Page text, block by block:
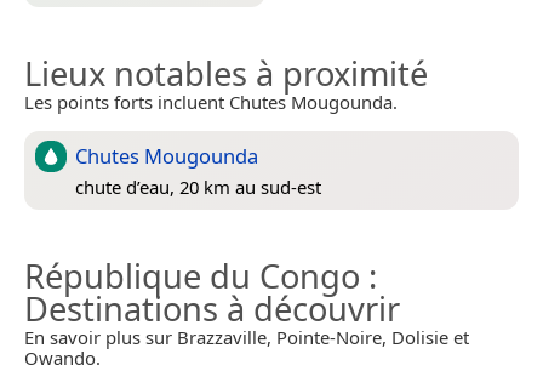
Lieux notables à proximité
Les points forts incluent Chutes Mougounda.
Chutes Mougounda
chute d’eau, 20 km au sud-est
République du Congo :
Destinations à découvrir
En savoir plus sur Brazzaville, Pointe-Noire, Dolisie et
Owando.